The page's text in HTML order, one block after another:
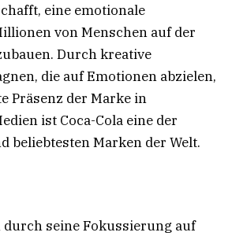
eine emotionale
von Menschen auf der
Durch kreative
die auf Emotionen abzielen,
Präsenz der Marke in
ist Coca-Cola eine der
beliebtesten Marken der Welt.
durch seine Fokussierung auf